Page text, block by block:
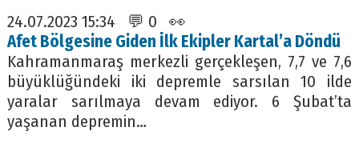
24.07.2023 15:34 💬 0 👀
Afet Bölgesine Giden İlk Ekipler Kartal’a Döndü
Kahramanmaraş merkezli gerçekleşen, 7,7 ve 7,6
büyüklüğündeki iki depremle sarsılan 10 ilde
yaralar sarılmaya devam ediyor. 6 Şubat’ta
yaşanan depremin…